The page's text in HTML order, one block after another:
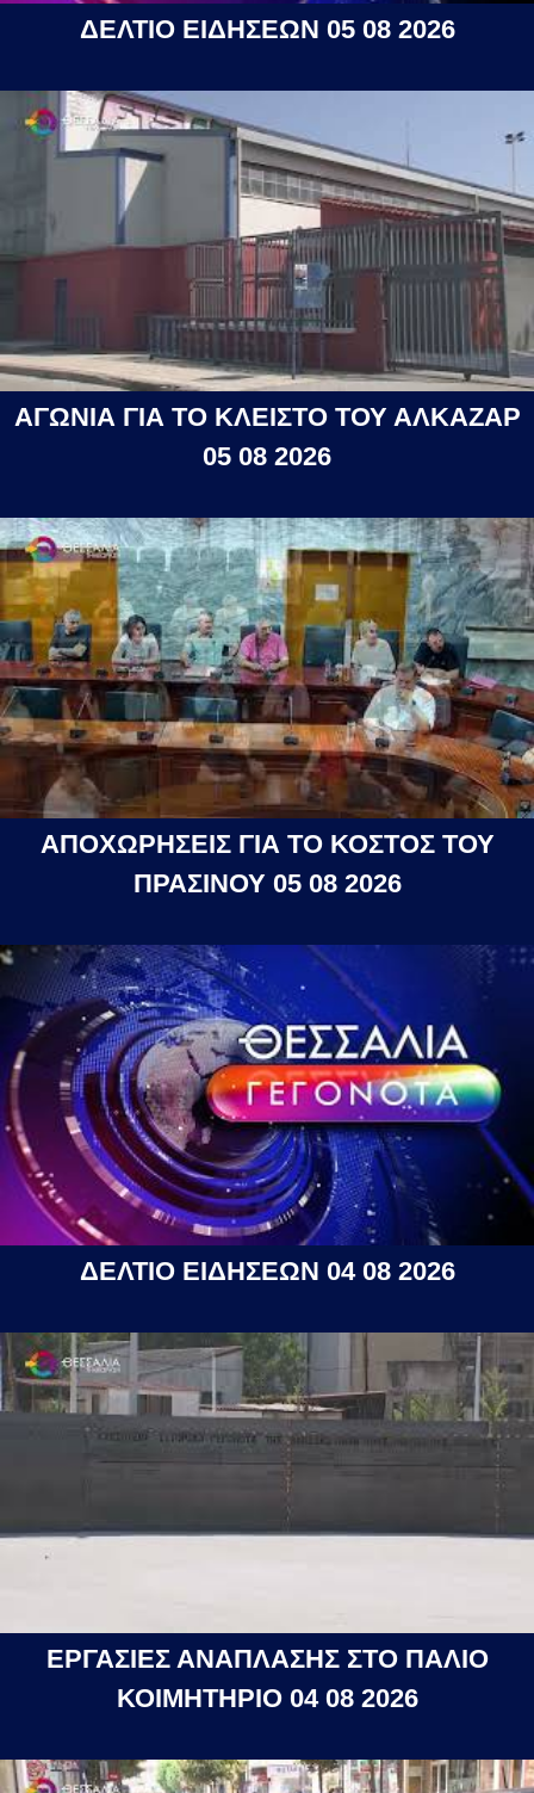
ΔΕΛΤΙΟ ΕΙΔΗΣΕΩΝ 05 08 2026
ΑΓΩΝΙΑ ΓΙΑ ΤΟ ΚΛΕΙΣΤΟ ΤΟΥ ΑΛΚΑΖΑΡ
05 08 2026
ΑΠΟΧΩΡΗΣΕΙΣ ΓΙΑ ΤΟ ΚΟΣΤΟΣ ΤΟΥ
ΠΡΑΣΙΝΟΥ 05 08 2026
ΔΕΛΤΙΟ ΕΙΔΗΣΕΩΝ 04 08 2026
ΕΡΓΑΣΙΕΣ ΑΝΑΠΛΑΣΗΣ ΣΤΟ ΠΑΛΙΟ
ΚΟΙΜΗΤΗΡΙΟ 04 08 2026